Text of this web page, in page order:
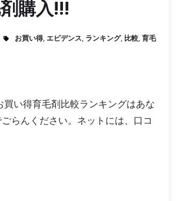
購入!!!
お買い得, エビデンス, ランキング, 比較,育毛
い得育毛剤比較ランキングはあな
らんください。ネットには、口コ